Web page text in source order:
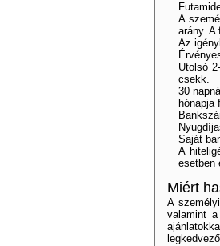
A
arány. A
Az
Utolsó
csekk.
30
hónapja
Saját
A
esetben
Miért
A
valamint